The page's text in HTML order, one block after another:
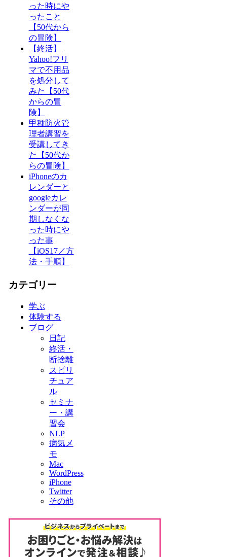
った時にや
ったこと
【50代から
の冒険】
【終活】
Yahoo!フリ
マで不用品
を処分して
みた【50代
からの冒
険】
甲種防火管
理者講習を
受講してき
た【50代か
らの冒険】
iPhoneのカ
レンダーと
googleカレ
ンダーが同
期しなくな
った時にや
った事
【iOS17／方
法・手順】
カテゴリー
学ぶ
体験する
ブログ
日記
終活・
断捨離
スピリ
チュア
ル
セミナ
ー・講
習会
NLP
病気メ
モ
Mac
WordPress
iPhone
Twitter
その他